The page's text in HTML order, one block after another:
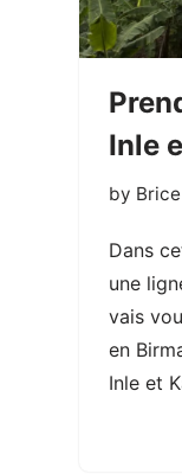
Inle
by Brice
Dans
une
vais
en
Inle et